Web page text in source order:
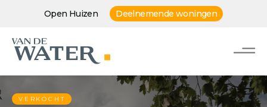
Open Huizen Deelnemende woningen
VERKOCHT